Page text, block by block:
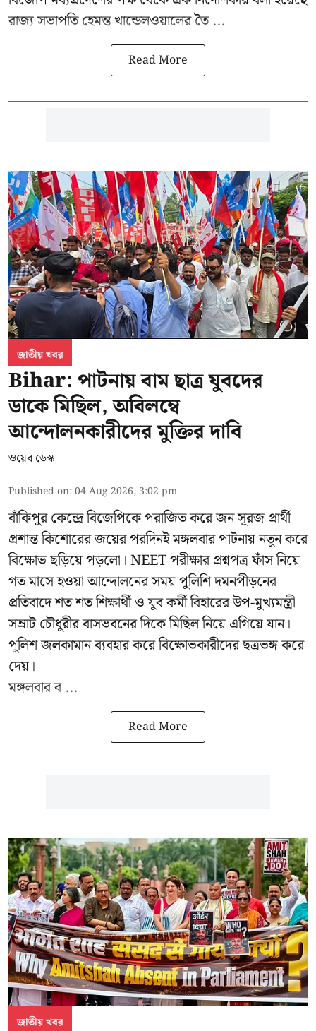
রাজ্য সভাপতি হেমন্ত খান্ডেলওয়ালের তৈ ...
Read More
জাতীয় খবর
Bihar: পাটনায় বাম ছাত্র যুবদের
ডাকে মিছিল, অবিলম্বে
আন্দোলনকারীদের মুক্তির দাবি
ওয়েব ডেস্ক
Published on:04 Aug 2026, 3:02 pm
বাঁকিপুর কেন্দ্রে বিজেপিকে পরাজিত করে জন সূরজ প্রার্থী
প্রশান্ত কিশোরের জয়ের পরদিনই মঙ্গলবার পাটনায় নতুন করে
বিক্ষোভ ছড়িয়ে পড়লো। NEET পরীক্ষার প্রশ্নপত্র ফাঁস নিয়ে
গত মাসে হওয়া আন্দোলনের সময় পুলিশি দমনপীড়নের
প্রতিবাদে শত শত শিক্ষার্থী ও যুব কর্মী বিহারের উপ-মুখ্যমন্ত্রী
সম্রাট চৌধুরীর বাসভবনের দিকে মিছিল নিয়ে এগিয়ে যান।
পুলিশ জলকামান ব্যবহার করে বিক্ষোভকারীদের ছত্রভঙ্গ করে
দেয়।
মঙ্গলবার ব ...
Read More
জাতীয় খবর